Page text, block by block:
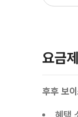
요금
후후 보